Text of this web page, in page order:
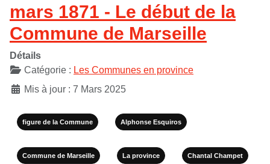
mars 1871 - Le début de la
Commune de Marseille
Détails
Catégorie : Les Communes en province
Mis à jour : 7 Mars 2025
figure de la Commune Alphonse Esquiros
Commune de Marseille La province Chantal Champet